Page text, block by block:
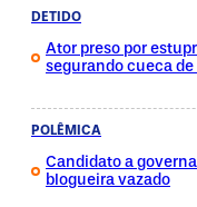
DETIDO
Ator preso por
segurando cueca
POLÊMICA
Candidato a
blogueira vazado